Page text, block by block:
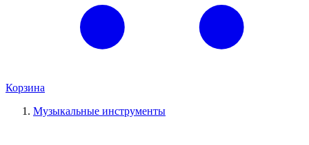
Корзина
Музыкальные инструменты